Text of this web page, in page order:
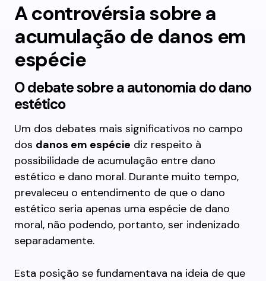
A controvérsia sobre a
acumulação de danos em
espécie
O debate sobre a autonomia do dano
estético
Um dos debates mais significativos no campo
dos danos em espécie diz respeito à
possibilidade de acumulação entre dano
estético e dano moral. Durante muito tempo,
prevaleceu o entendimento de que o dano
estético seria apenas uma espécie de dano
moral, não podendo, portanto, ser indenizado
separadamente.
Esta posição se fundamentava na ideia de que